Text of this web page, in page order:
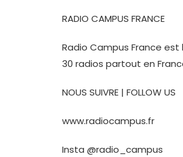
RADIO CAMPUS FRANCE
Radio Campus France
30 radios partout en
NOUS SUIVRE | FOLLOW US
www.radiocampus.fr
Insta @radio_campus